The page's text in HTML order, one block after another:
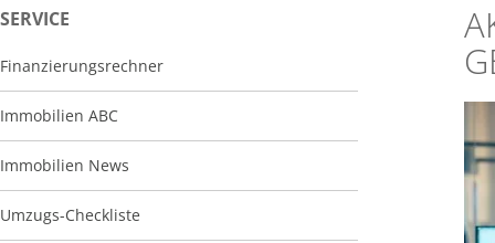
SERVICE
Finanzierungsrechner
Immobilien ABC
Immobilien News
Umzugs-Checkliste